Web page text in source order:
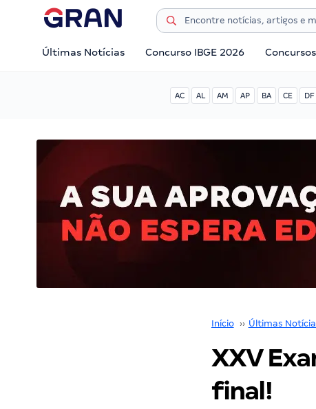
Últimas Notícias Concurso IBGE 2026 Concursos
AC AL AM AP BA CE DF
Início ›› Últimas
XXV
final!